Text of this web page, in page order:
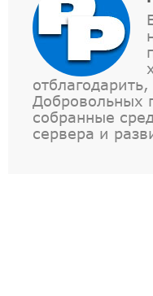
Добровольных
собранные
сервера и